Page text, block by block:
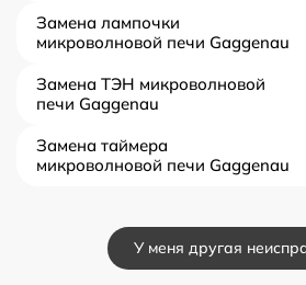
Замена лампочки
микроволновой печи Gaggenau
Замена ТЭН микроволновой
печи Gaggenau
Замена таймера
микроволновой печи Gaggenau
У меня другая